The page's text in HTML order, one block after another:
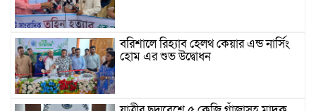
বরিশালে রিহ্যাব হেলথ কেয়ার এন্ড নার্সিং
হোম এর শুভ উদ্বোধন